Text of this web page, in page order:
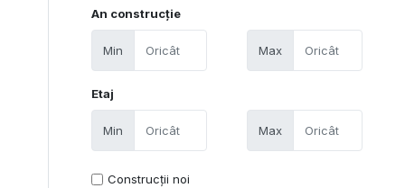
An construcție
Min Max
Etaj
Min Max
Construcții noi